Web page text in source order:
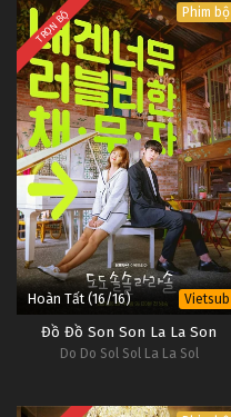
TRỌN BỘ Phim bộ
Hoàn Tất (16/16) Vietsub
Đồ Đồ Son Son La La Son
Do Do Sol Sol La La Sol